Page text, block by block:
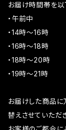
お届け時間帯を以
・午前中
・14時～16時
・16時～18時
・18時～20時
・19時～21時
お届けした商品に
替えさせていただ